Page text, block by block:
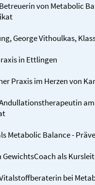
von Metabolic
George Vithoulkas,
in Ettlingen
Praxis im Herzen von
Metabolic Balance -
als
bei